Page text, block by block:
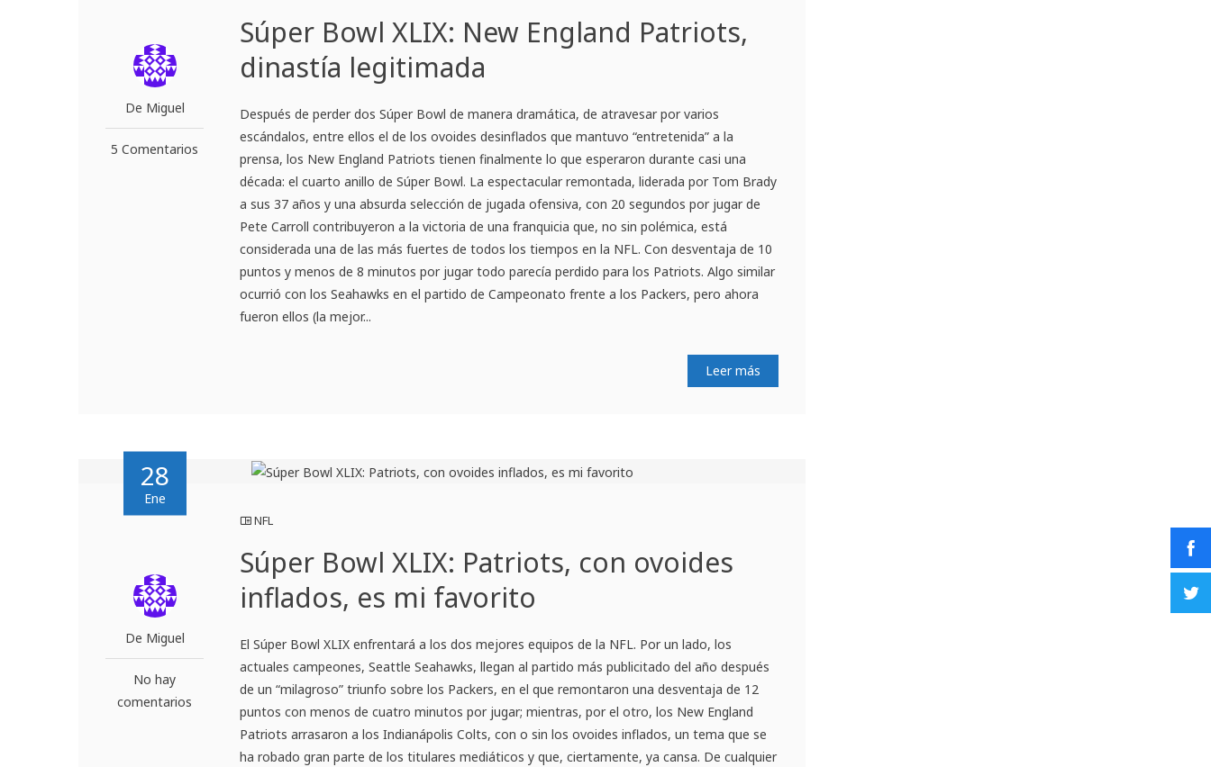
De Miguel
5 Comentarios
Súper Bowl XLIX: New England Patriots,
dinastía legitimada
Después de perder dos Súper Bowl de manera dramática, de atravesar por varios
escándalos, entre ellos el de los ovoides desinflados que mantuvo “entretenida” a la
prensa, los New England Patriots tienen finalmente lo que esperaron durante casi una
década: el cuarto anillo de Súper Bowl. La espectacular remontada, liderada por Tom Brady
a sus 37 años y una absurda selección de jugada ofensiva, con 20 segundos por jugar de
Pete Carroll contribuyeron a la victoria de una franquicia que, no sin polémica, está
considerada una de las más fuertes de todos los tiempos en la NFL. Con desventaja de 10
puntos y menos de 8 minutos por jugar todo parecía perdido para los Patriots. Algo similar
ocurrió con los Seahawks en el partido de Campeonato frente a los Packers, pero ahora
fueron ellos (la mejor...
Leer más
28
Ene
De Miguel
No hay
comentarios
NFL
Súper Bowl XLIX: Patriots, con ovoides
inflados, es mi favorito
El Súper Bowl XLIX enfrentará a los dos mejores equipos de la NFL. Por un lado, los
actuales campeones, Seattle Seahawks, llegan al partido más publicitado del año después
de un “milagroso” triunfo sobre los Packers, en el que remontaron una desventaja de 12
puntos con menos de cuatro minutos por jugar; mientras, por el otro, los New England
Patriots arrasaron a los Indianápolis Colts, con o sin los ovoides inflados, un tema que se
ha robado gran parte de los titulares mediáticos y que, ciertamente, ya cansa. De cualquier